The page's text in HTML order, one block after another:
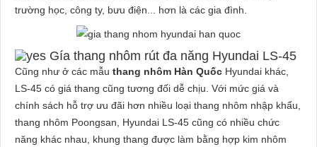
trường học, công ty, bưu điện... hơn là các gia đình.
Gía thang nhôm rút đa năng Hyundai LS-45
Cũng như ở các mẫu thang nhôm Hàn Quốc Hyundai khác,
LS-45 có giá thang cũng tương đối dễ chịu. Với mức giá và
chính sách hỗ trợ ưu đãi hơn nhiều loại thang nhôm nhập khẩu,
thang nhôm Poongsan, Hyundai LS-45 cũng có nhiều chức
năng khác nhau, khung thang được làm bằng hợp kim nhôm